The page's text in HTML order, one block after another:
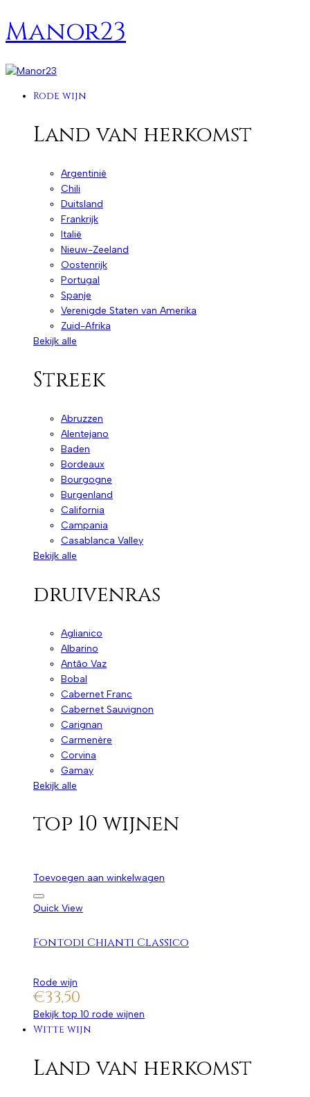
Manor23
Rode wijn
Land van herkomst
Argentinië
Chili
Duitsland
Frankrijk
Italië
Nieuw-Zeeland
Oostenrijk
Portugal
Spanje
Verenigde Staten van Amerika
Zuid-Afrika
Bekijk alle
Streek
Abruzzen
Alentejano
Baden
Bordeaux
Bourgogne
Burgenland
California
Campania
Casablanca Valley
Bekijk alle
druivenras
Aglianico
Albarino
Antão Vaz
Bobal
Cabernet Franc
Cabernet Sauvignon
Carignan
Carmenère
Corvina
Gamay
Bekijk alle
top 10 wijnen
Toevoegen aan winkelwagen
Quick View
Fontodi Chianti Classico
Rode wijn
€33,50
Bekijk top 10 rode wijnen
Witte wijn
Land van herkomst